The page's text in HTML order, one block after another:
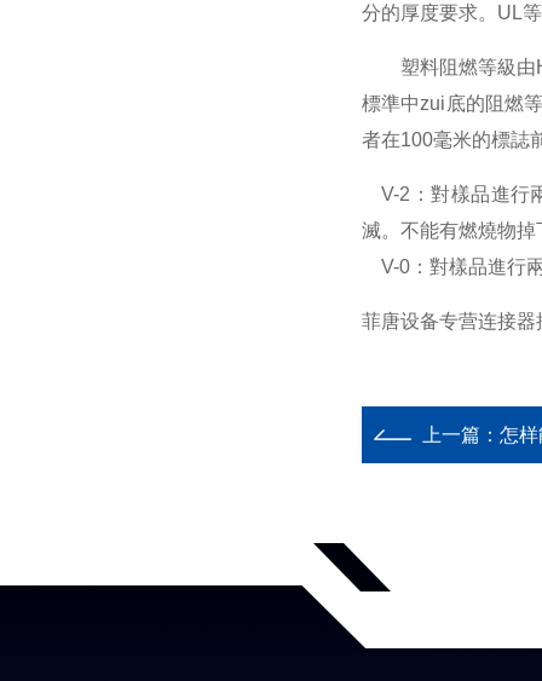
分的厚度要求。UL
塑料阻燃等級由
標準中zui底的阻燃
者在100毫米的標誌
V-2：對樣品進行
滅。不能有燃燒物掉
V-0：對樣品進行
菲唐设备专营连接
上一篇： 怎